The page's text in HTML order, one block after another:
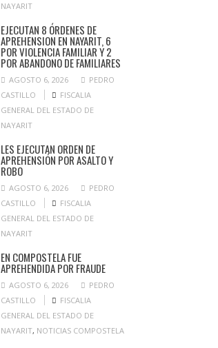
NAYARIT
EJECUTAN 8 ÓRDENES DE
APREHENSION EN NAYARIT, 6
POR VIOLENCIA FAMILIAR Y 2
POR ABANDONO DE FAMILIARES
AGOSTO 6, 2026
PEDRO
CASTILLO
FISCALIA
GENERAL DEL ESTADO DE
NAYARIT
LES EJECUTAN ORDEN DE
APREHENSIÓN POR ASALTO Y
ROBO
AGOSTO 6, 2026
PEDRO
CASTILLO
FISCALIA
GENERAL DEL ESTADO DE
NAYARIT
EN COMPOSTELA FUE
APREHENDIDA POR FRAUDE
AGOSTO 6, 2026
PEDRO
CASTILLO
FISCALIA
GENERAL DEL ESTADO DE
NAYARIT, NOTICIAS COMPOSTELA